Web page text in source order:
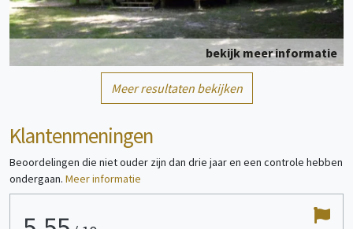
bekijk meer informatie
1/4 persoon/personen
Meer resultaten bekijken
Klantenmeningen
Beoordelingen die niet ouder zijn dan drie jaar en een controle hebben
ondergaan. Meer informatie